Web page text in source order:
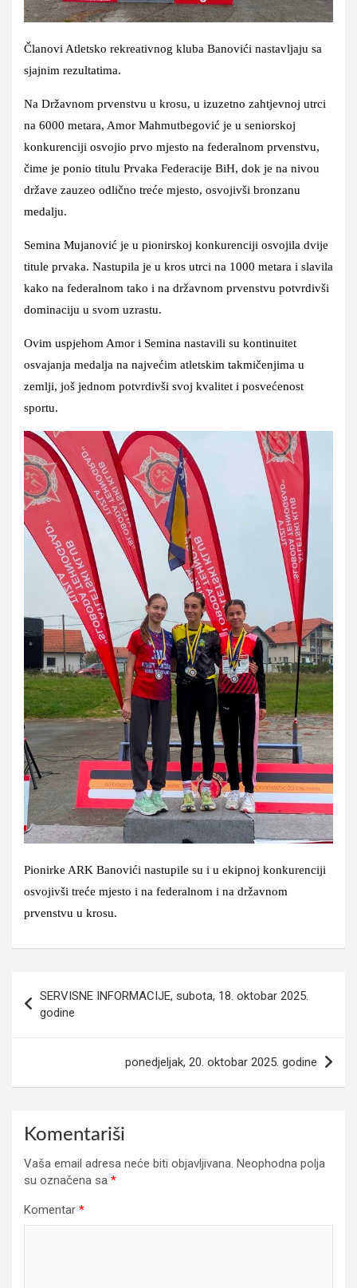
Članovi Atletsko rekreativnog kluba Banovići nastavljaju sa
sjajnim rezultatima.
Na Državnom prvenstvu u krosu, u izuzetno zahtjevnoj utrci
na 6000 metara, Amor Mahmutbegović je u seniorskoj
konkurenciji osvojio prvo mjesto na federalnom prvenstvu,
čime je ponio titulu Prvaka Federacije BiH, dok je na nivou
države zauzeo odlično treće mjesto, osvojivši bronzanu
medalju.
Semina Mujanović je u pionirskoj konkurenciji osvojila dvije
titule prvaka. Nastupila je u kros utrci na 1000 metara i slavila
kako na federalnom tako i na državnom prvenstvu potvrdivši
dominaciju u svom uzrastu.
Ovim uspjehom Amor i Semina nastavili su kontinuitet
osvajanja medalja na najvećim atletskim takmičenjima u
zemlji, još jednom potvrdivši svoj kvalitet i posvećenost
sportu.
Pionirke ARK Banovići nastupile su i u ekipnoj konkurenciji
osvojivši treće mjesto i na federalnom i na državnom
prvenstvu u krosu.
članaka
SERVISNE INFORMACIJE, subota, 18. oktobar 2025.
godine
ponedjeljak, 20. oktobar 2025. godine
Komentariši
Vaša email adresa neće biti objavljivana. Neophodna polja
su označena sa *
Komentar *